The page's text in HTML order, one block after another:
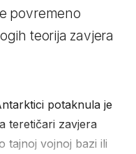
povremeno
teorija zavjera
potaknula je
teretičari zavjera
tajnoj vojnoj bazi ili